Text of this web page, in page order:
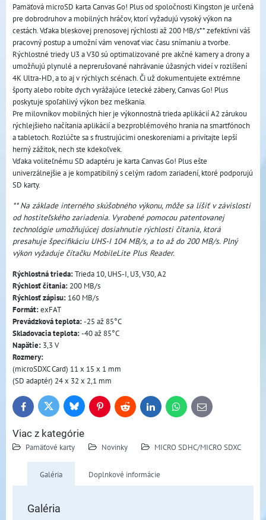
Pamäťová microSD karta Canvas Go! Plus od spoločnosti Kingston je určená
pre dobrodruhov a mobilných hráčov, ktorí vyžadujú vysoký výkon na
cestách. Vďaka bleskovej prenosovej rýchlosti až 200 MB/s** zefektívni váš
pracovný postup a umožní vám venovať viac času snímaniu a tvorbe.
Rýchlostné triedy U3 a V30 sú optimalizované pre akčné kamery a drony a
umožňujú plynulé a neprerušované nahrávanie úžasných videí v rozlíšení
4K Ultra-HD, a to aj v rýchlych scénach. Či už dokumentujete extrémne
športy alebo robíte dych vyrážajúce letecké zábery, Canvas Go! Plus
poskytuje spoľahlivý výkon bez meškania.
Pre milovníkov mobilných hier je výkonnostná trieda aplikácií A2 zárukou
rýchlejšieho načítania aplikácií a bezproblémového hrania na smartfónoch
a tabletoch. Rozlúčte sa s frustrujúcimi oneskoreniami a privítajte lepší
herný zážitok, nech ste kdekoľvek.
Vďaka voliteľnému SD adaptéru je karta Canvas Go! Plus ešte
univerzálnejšie a je kompatibilný s celým radom zariadení, ktoré podporujú
SD karty.
** Na základe interného skúšobného výkonu, môže sa líšiť v závislosti
od hostiteľského zariadenia. Vyrobené pomocou patentovanej
technológie umožňujúcej dosiahnutie rýchlosti čítania, ktorá
presahuje špecifikáciu UHS-I 104 MB/s, a to až do 200 MB/s. Plný
výkon vyžaduje čítačku MobileLite Plus Reader.
Rýchlostná trieda:Trieda 10, UHS-I, U3, V30, A2
Rýchlosť čítania: 200 MB/s
Rýchlosť zápisu: 160 MB/s
Formát:exFAT
Prevádzková teplota:-25 až 85°C
Skladovacia teplota:-40 až 85°C
Napätie: 3,3 V
Rozmery:
(microSDXC Card) 11 x 15 x 1 mm
(SD adaptér) 24 x 32 x 2,1 mm
FacebookTwitter BlueskyPinterestReddit LinkedInWhatsApp
E-
mail
Viac z kategórie
Pamäťové karty Novinky MICRO SDHC/MICRO SDXC
Galéria Doplnkové informácie
Galéria